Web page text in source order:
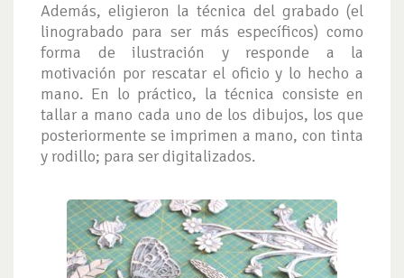
Además, eligieron la técnica del grabado (el
linograbado para ser más específicos) como
forma de ilustración y responde a la
motivación por rescatar el oficio y lo hecho a
mano. En lo práctico, la técnica consiste en
tallar a mano cada uno de los dibujos, los que
posteriormente se imprimen a mano, con tinta
y rodillo; para ser digitalizados.